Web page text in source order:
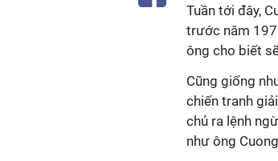
Tuần tới đây,
trước năm
ông cho biết
Cũng giống
chiến tranh
chủ ra lệnh
như ông